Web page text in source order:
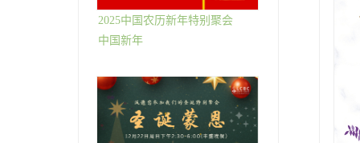
2025中国农历新年特别聚会
中国新年